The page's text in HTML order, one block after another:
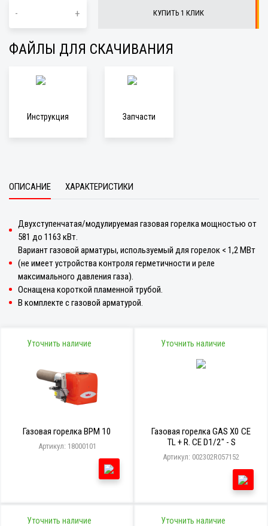
- + КУПИТЬ 1 КЛИК
ФАЙЛЫ ДЛЯ СКАЧИВАНИЯ
Инструкция Запчасти
ОПИСАНИЕ ХАРАКТЕРИСТИКИ
Двухступенчатая/модулируемая газовая горелка мощностью от
581 до 1163 кВт.
Вариант газовой арматуры, используемый для горелок < 1,2 МВт
(не имеет устройства контроля герметичности и реле
максимального давления газа).
Оснащена короткой пламенной трубой.
В комплекте с газовой арматурой.
Уточнить наличие
Газовая горелка BPM 10
Артикул: 18000101
Уточнить наличие
Газовая горелка GAS X0 CE
TL + R. CE D1/2" - S
Артикул: 002302R057152
Уточнить наличие Уточнить наличие